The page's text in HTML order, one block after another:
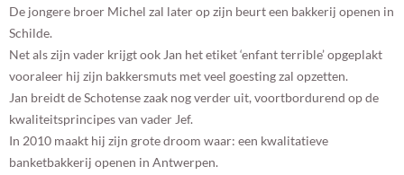
De jongere broer Michel zal later op zijn beurt een bakkerij openen in
Schilde.
Net als zijn vader krijgt ook Jan het etiket ‘enfant terrible’ opgeplakt
vooraleer hij zijn bakkersmuts met veel goesting zal opzetten.
Jan breidt de Schotense zaak nog verder uit, voortbordurend op de
kwaliteitsprincipes van vader Jef.
In 2010 maakt hij zijn grote droom waar: een kwalitatieve
banketbakkerij openen in Antwerpen.